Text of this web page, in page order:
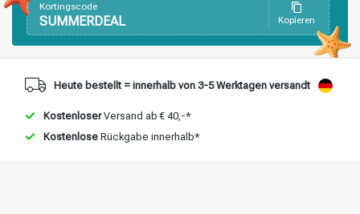
Kortingscode
SUMMERDEAL Kopieren
Heute bestellt = innerhalb von 3-5 Werktagen versandt
KostenloserVersand ab € 40,-*
Kostenlose Rückgabe innerhalb*